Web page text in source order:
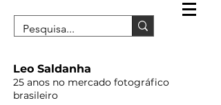
Leo Saldanha
25 anos no mercado fotográfico
brasileiro